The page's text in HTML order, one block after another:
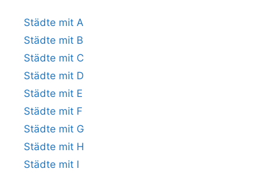
Städte mit A
Städte mit B
Städte mit C
Städte mit D
Städte mit E
Städte mit F
Städte mit G
Städte mit H
Städte mit I